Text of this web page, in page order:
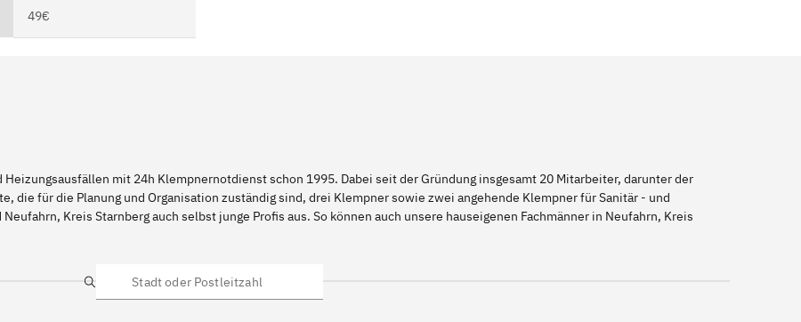
49€
mit 24h Klempnernotdienst schon 1995. Dabei seit der Gründung insgesamt 20 Mitarbeiter, darunter der
die für die Planung und Organisation zuständig sind, drei Klempner sowie zwei angehende Klempner für Sanitär - und
Kreis Starnberg auch selbst junge Profis aus. So können auch unsere hauseigenen Fachmänner in Neufahrn, Kreis
Suche